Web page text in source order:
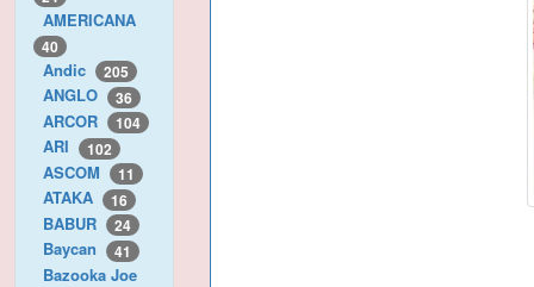
AMERICANA
40
Andic 205
ANGLO 36
ARCOR 104
ARI 102
ASCOM 11
ATAKA 16
BABUR 24
Baycan 41
Bazooka Joe